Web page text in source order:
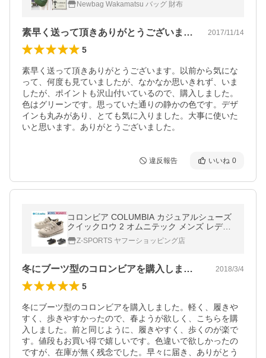
ガーリー
Newbag Wakamatsu バッグ 財布
素早く送って頂きありがとうございます。… 2017/11/14
5
素早く送って頂きありがとうございます。以前から気にな
って、何度も見ていましたが、なかなか思いきれず、いま
したが、ポイントも沢山付いているので、購入しました。
色はグリーンです。思っていた通りの静かの色です。デザ
インも丸みがあり、とても気に入りました。大事に使いた
いと思います。ありがとうございました。
違反報告 いいね 0
コロンビア COLUMBIA カジュアルシューズ
クイックロウ 2 オムニテック メンズ レディ
ースZ-SPORTS ヤフーショッピング店
冬にブーツ型のコロンビアを購入しました… 2018/3/4
5
冬にブーツ型のコロンビアを購入しました。軽く、履きや
すく、歩きやすかったので、春ようが欲しく、こちらを購
入しました。前と同じように、履きやすく、歩くのが楽で
す。値段もお買い得で嬉しいです。色違いで欲しかったの
ですが、在庫が無く残念でした。早々に届き、ありがとう